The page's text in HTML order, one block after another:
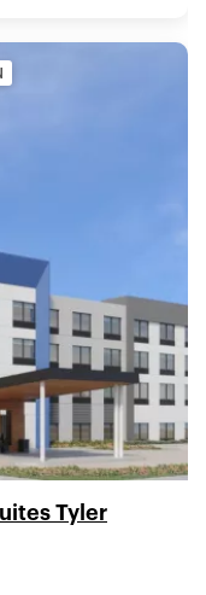
Tyler